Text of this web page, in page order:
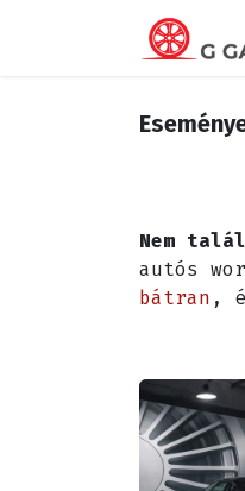
Nem
autós
bátran ,